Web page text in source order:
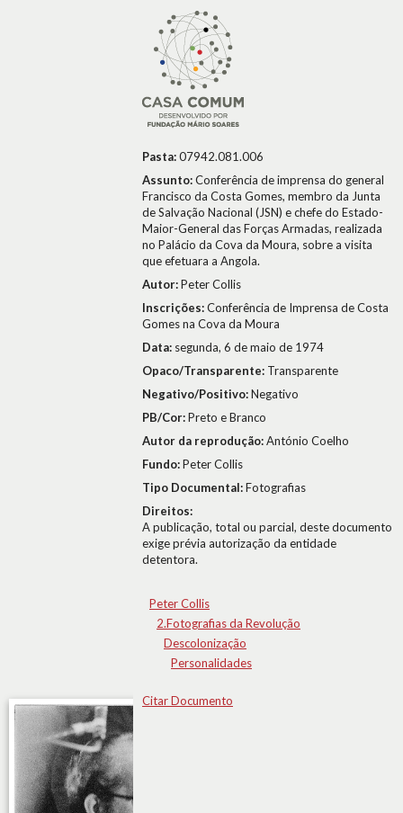
Pasta:07942.081.006
Assunto:Conferência de imprensa do general
Francisco da Costa Gomes, membro da Junta
de Salvação Nacional (JSN) e chefe do Estado-
Maior-General das Forças Armadas, realizada
no Palácio da Cova da Moura, sobre a visita
que efetuara a Angola.
Autor:Peter Collis
Inscrições:Conferência de Imprensa de Costa
Gomes na Cova da Moura
Data: segunda, 6 de maio de 1974
Opaco/Transparente: Transparente
Negativo/Positivo:Negativo
PB/Cor:Preto e Branco
Autor da reprodução:António Coelho
Fundo:Peter Collis
Tipo Documental:Fotografias
Direitos:
A publicação, total ou parcial, deste documento
exige prévia autorização da entidade
detentora.
Peter Collis
2.Fotografias da Revolução
Descolonização
Personalidades
Citar Documento